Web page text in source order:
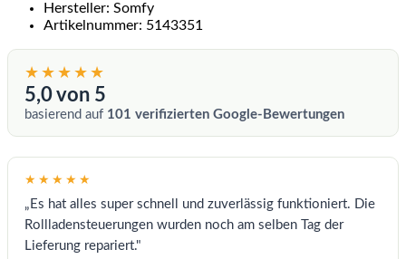
Hersteller: Somfy
Artikelnummer: 5143351
★★★★★
5,0 von 5
basierend auf 101 verifizierten Google-Bewertungen
★★★★★
„Es hat alles super schnell und zuverlässig funktioniert. Die
Rollladensteuerungen wurden noch am selben Tag der
Lieferung repariert."